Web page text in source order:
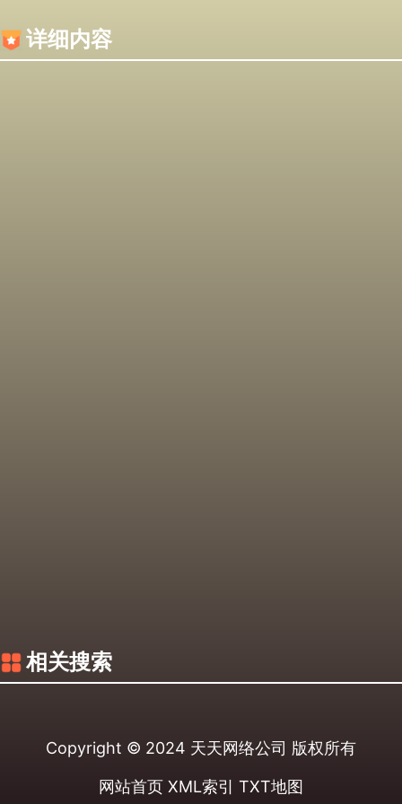
详细内容
相关搜索
Copyright © 2024 天天网络公司 版权所有
网站首页 XML索引 TXT地图